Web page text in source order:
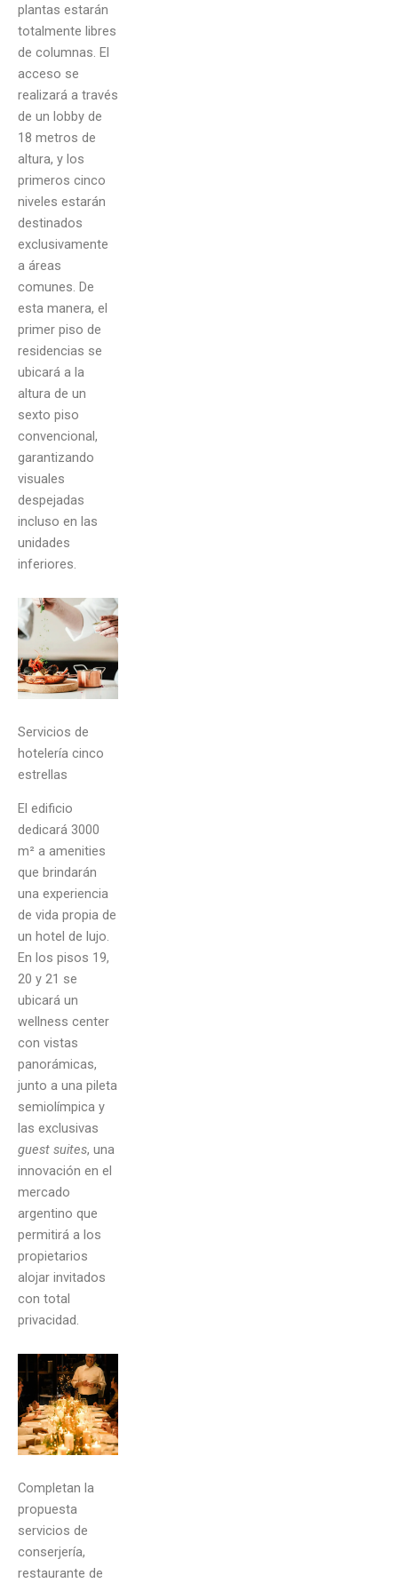
plantas estarán
totalmente libres
de columnas. El
acceso se
realizará a través
de un lobby de
18 metros de
altura, y los
primeros cinco
niveles estarán
destinados
exclusivamente
a áreas
comunes. De
esta manera, el
primer piso de
residencias se
ubicará a la
altura de un
sexto piso
convencional,
garantizando
visuales
despejadas
incluso en las
unidades
inferiores.
Servicios de
hotelería cinco
estrellas
El edificio
dedicará 3000
m² a amenities
que brindarán
una experiencia
de vida propia de
un hotel de lujo.
En los pisos 19,
20 y 21 se
ubicará un
wellness center
con vistas
panorámicas,
junto a una pileta
semiolímpica y
las exclusivas
guest suites, una
innovación en el
mercado
argentino que
permitirá a los
propietarios
alojar invitados
con total
privacidad.
Completan la
propuesta
servicios de
conserjería,
restaurante de